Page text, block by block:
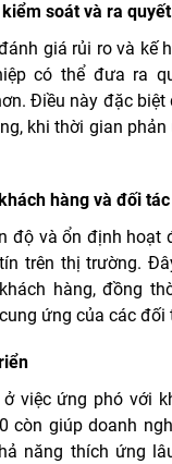
soát và ra
giá rủi ro và kế
có thể đưa ra
Điều này đặc biệt
khi thời gian
hàng và đối tác
độ và ổn định hoạt
trên thị trường.
hàng, đồng
ứng của các đối
việc ứng phó với
còn giúp doanh
năng thích ứng